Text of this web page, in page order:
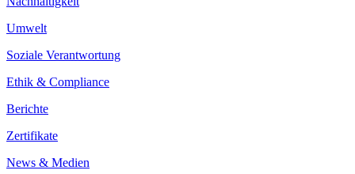
Umwelt
Soziale Verantwortung
Ethik & Compliance
Berichte
Zertifikate
News & Medien